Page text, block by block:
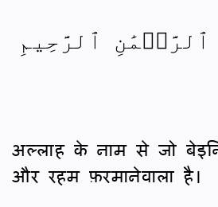
ٱلرَّحِيمِ
अल्लाह के नाम से जो
और रहम फ़रमानेवाला है।